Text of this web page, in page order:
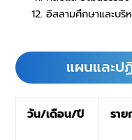
อิสลามศึกษาและบริ
แผนและป
วัน/เดือน/ปี ราย